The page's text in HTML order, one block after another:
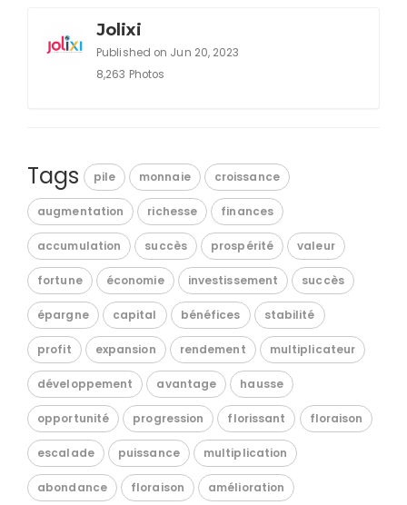
Jolixi
Published on Jun 20, 2023
8,263 Photos
Tags pile monnaie croissance
augmentation richesse finances
accumulation succès prospérité valeur
fortune économie investissement succès
épargne capital bénéfices stabilité
profit expansion rendement multiplicateur
développement avantage hausse
opportunité progression florissant floraison
escalade puissance multiplication
abondance floraison amélioration